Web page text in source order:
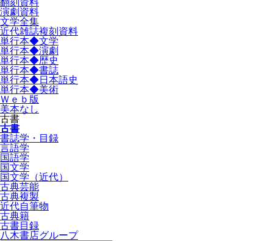
翻刻資料
演劇資料
文学全集
近代雑誌複刻資料
単行本◆文学
単行本◆演劇
単行本◆歴史
単行本◆書誌
単行本◆日本語史
単行本◆美術
Ｗｅｂ版
美本なし
古書
古書
書誌学・目録
言語学
国語学
国文学
国文学（近代）
古典芸能
古典複製
近代自筆物
古典籍
古書目録
八木書店グループ